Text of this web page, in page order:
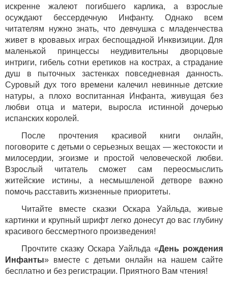
искренне жалеют погибшего карлика, а взрослые
осуждают бессердечную Инфанту. Однако всем
читателям нужно знать, что девчушка с младенчества
живет в кровавых играх беспощадной Инквизиции. Для
маленькой принцессы неудивительны дворцовые
интриги, гибель сотни еретиков на кострах, а страдание
душ в пыточных застенках повседневная данность.
Суровый дух того времени калечил невинные детские
натуры, а плохо воспитанная Инфанта, живущая без
любви отца и матери, выросла истинной дочерью
испанских королей.
После прочтения красивой книги онлайн,
поговорите с детьми о серьезных вещах — жестокости и
милосердии, эгоизме и простой человеческой любви.
Взрослый читатель сможет сам переосмыслить
житейские истины, а несмышленой детворе важно
помочь расставить жизненные приоритеты.
Читайте вместе сказки Оскара Уайльда, живые
картинки и крупный шрифт легко донесут до вас глубину
красивого бессмертного произведения!
Прочтите сказку Оскара Уайльда «День рождения
Инфанты» вместе с детьми онлайн на нашем сайте
бесплатно и без регистрации. Приятного Вам чтения!